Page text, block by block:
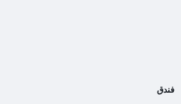
فندق